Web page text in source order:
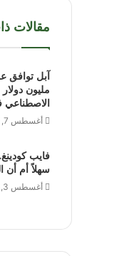
مقالات
مليون
الاصطناعي
أغسطس 7, 2026
فايب
سهلاً أم أن
أغسطس 3, 2026